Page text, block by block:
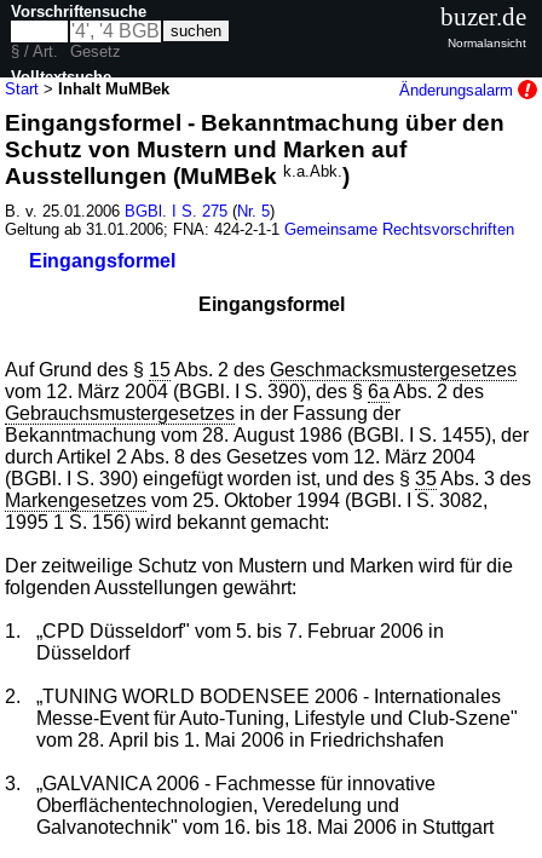
Start >Inhalt MuMBek Änderungsalarm
Eingangsformel - Bekanntmachung über den
Schutz von Mustern und Marken auf
Ausstellungen (MuMBekk.a.Abk.)
B. v. 25.01.2006 BGBl. I S. 275 (Nr. 5)
Geltung ab 31.01.2006; FNA: 424-2-1-1Gemeinsame Rechtsvorschriften
Eingangsformel
Eingangsformel
Auf Grund des § 15Abs. 2 desGeschmacksmustergesetzes
vom 12. März 2004 (BGBl. I S. 390), des §6a Abs. 2 des
Gebrauchsmustergesetzes in der Fassung der
Bekanntmachung vom 28. August 1986 (BGBl. I S. 1455), der
durch Artikel 2 Abs. 8 des Gesetzes vom 12. März 2004
(BGBl. I S. 390) eingefügt worden ist, und des §35Abs. 3 des
Markengesetzes vom 25. Oktober 1994 (BGBl. I S. 3082,
1995 1 S. 156) wird bekannt gemacht:
Der zeitweilige Schutz von Mustern und Marken wird für die
folgenden Ausstellungen gewährt:
1.
„CPD Düsseldorf" vom 5. bis 7. Februar 2006 in
Düsseldorf
2.
„TUNING WORLD BODENSEE 2006 - Internationales
Messe-Event für Auto-Tuning, Lifestyle und Club-Szene"
vom 28. April bis 1. Mai 2006 in Friedrichshafen
3.
„GALVANICA 2006 - Fachmesse für innovative
Oberflächentechnologien, Veredelung und
Galvanotechnik" vom 16. bis 18. Mai 2006 in Stuttgart
Vorschriftensuche
§ / Art.
Gesetz
Volltextsuche
nur in MuMBek
buzer.de
Normalansicht